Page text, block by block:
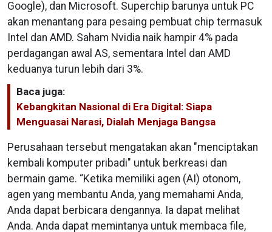
Google), dan Microsoft. Superchip barunya untuk PC
akan menantang para pesaing pembuat chip termasuk
Intel dan AMD. Saham Nvidia naik hampir 4% pada
perdagangan awal AS, sementara Intel dan AMD
keduanya turun lebih dari 3%.
Baca juga:
Kebangkitan Nasional di Era Digital: Siapa
Menguasai Narasi, Dialah Menjaga Bangsa
Perusahaan tersebut mengatakan akan "menciptakan
kembali komputer pribadi" untuk berkreasi dan
bermain game. “Ketika memiliki agen (AI) otonom,
agen yang membantu Anda, yang memahami Anda,
Anda dapat berbicara dengannya. Ia dapat melihat
Anda. Anda dapat memintanya untuk membaca file,